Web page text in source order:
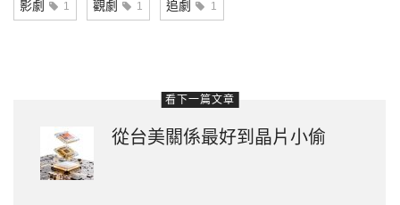
影劇 1 觀劇 1 追劇 1
看下一篇文章
從台美關係最好到晶片小偷